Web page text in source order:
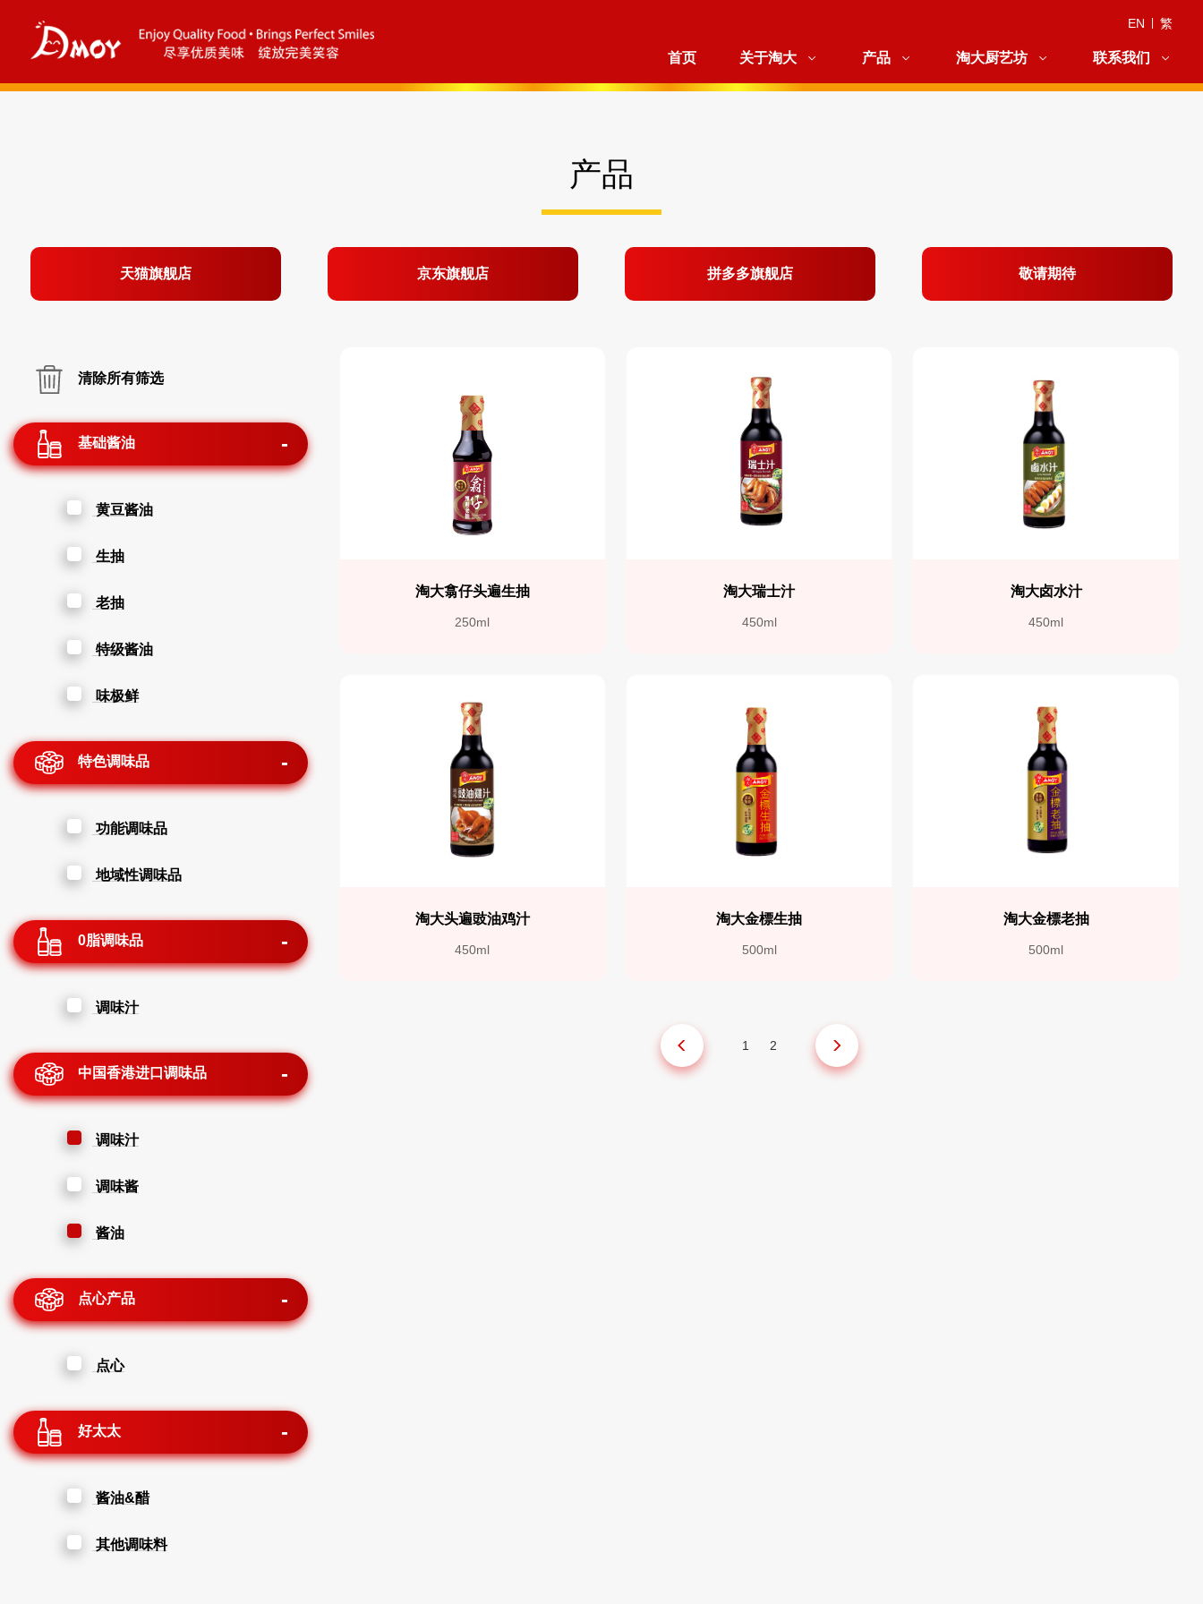
EN 繁
首页 关于淘大 产品 淘大厨艺坊 联系我们
产品
天猫旗舰店 京东旗舰店 拼多多旗舰店 敬请期待
清除所有筛选
基础酱油
黄豆酱油
生抽
老抽
特级酱油
味极鲜
特色调味品
功能调味品
地域性调味品
0脂调味品
调味汁
中国香港进口调味品
调味汁
调味酱
酱油
点心产品
点心
好太太
酱油&醋
其他调味料
淘大翕仔头遍生抽
250ml
淘大瑞士汁
450ml
淘大卤水汁
450ml
淘大头遍豉油鸡汁
450ml
淘大金標生抽
500ml
淘大金標老抽
500ml
1 2